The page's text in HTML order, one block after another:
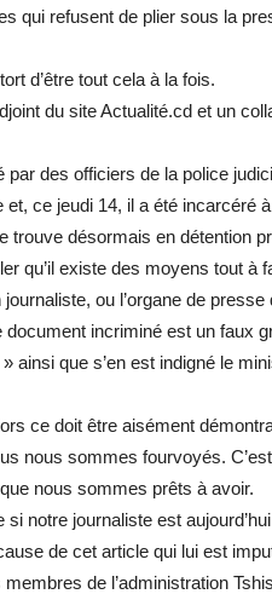
qui refusent de plier sous la
d’être tout cela à la fois.
du site Actualité.cd et un
par des officiers de la police
et, ce jeudi 14, il a été incarcéré
trouve désormais en détention
qu’il existe des moyens tout à
ou l’organe de
document incriminé est un faux
ainsi que s’en est indigné le
ce doit être aisément
nous sommes fourvoyés. C’est
nous sommes prêts à avoir.
si notre journaliste est
de cet article qui lui est
membres de l’administration